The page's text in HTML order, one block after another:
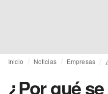
Inicio Noticias Empresas
¿Por qué